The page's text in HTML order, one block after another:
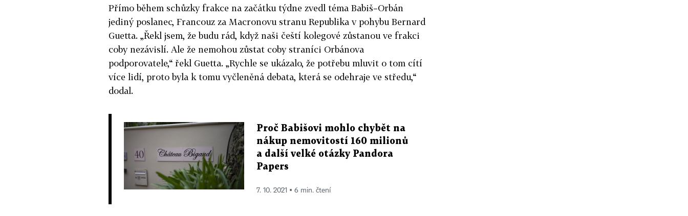
Přímo během schůzky frakce na začátku týdne zvedl téma Babiš–Orbán
jediný poslanec, Francouz za Macronovu stranu Republika v pohybu Bernard
Guetta. „Řekl jsem, že budu rád, když naši čeští kolegové zůstanou ve frakci
coby nezávislí. Ale že nemohou zůstat coby straníci Orbánova
podporovatele,“ řekl Guetta. „Rychle se ukázalo, že potřebu mluvit o tom cítí
více lidí, proto byla k tomu vyčleněná debata, která se odehraje ve středu,“
dodal.
Proč Babišovi mohlo chybět na
nákup nemovitostí 160 milionů
a další velké otázky Pandora
Papers
7. 10. 2021 ▪ 6 min. čtení